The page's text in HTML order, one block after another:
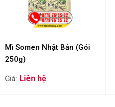
Mì Somen Nhật Bản (Gói
250g)